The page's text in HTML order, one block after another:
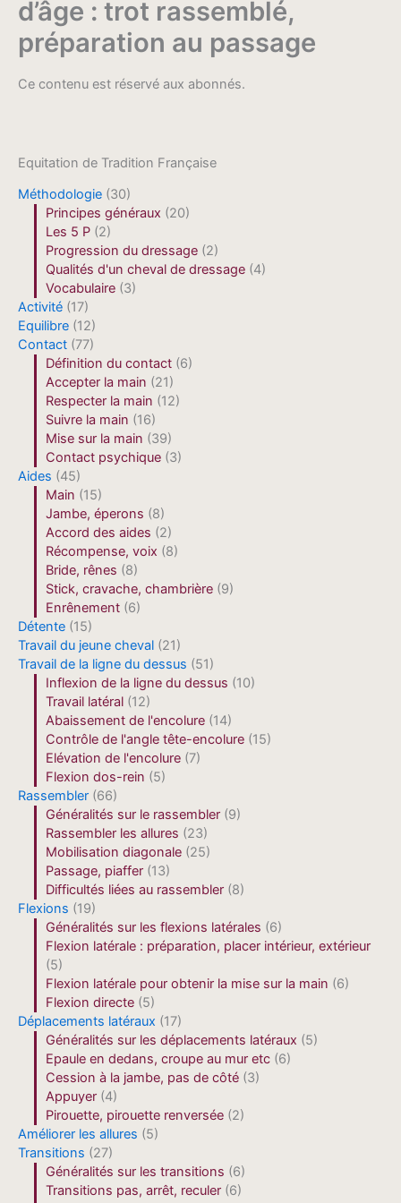
Equitation de Tradition Française
Méthodologie (30)
Principes généraux (20)
Les 5 P (2)
Progression du dressage (2)
Qualités d'un cheval de dressage (4)
Vocabulaire (3)
Activité (17)
Equilibre (12)
Contact (77)
Définition du contact (6)
Accepter la main (21)
Respecter la main (12)
Suivre la main (16)
Mise sur la main (39)
Contact psychique (3)
Aides (45)
Main (15)
Jambe, éperons (8)
Accord des aides (2)
Récompense, voix (8)
Bride, rênes (8)
Stick, cravache, chambrière (9)
Enrênement (6)
Détente (15)
Travail du jeune cheval (21)
Travail de la ligne du dessus (51)
Inflexion de la ligne du dessus (10)
Travail latéral (12)
Abaissement de l'encolure (14)
Contrôle de l'angle tête-encolure (15)
Elévation de l'encolure (7)
Flexion dos-rein (5)
Rassembler (66)
Généralités sur le rassembler (9)
Rassembler les allures (23)
Mobilisation diagonale (25)
Passage, piaffer (13)
Difficultés liées au rassembler (8)
Flexions (19)
Généralités sur les flexions latérales (6)
Flexion latérale : préparation, placer intérieur, extérieur
(5)
Flexion latérale pour obtenir la mise sur la main (6)
Flexion directe (5)
Déplacements latéraux (17)
Généralités sur les déplacements latéraux (5)
Epaule en dedans, croupe au mur etc (6)
Cession à la jambe, pas de côté (3)
Appuyer (4)
Pirouette, pirouette renversée (2)
Améliorer les allures (5)
Transitions (27)
Généralités sur les transitions (6)
Transitions pas, arrêt, reculer (6)
d’âge : trot rassemblé,
préparation au passage
Ce contenu est réservé aux abonnés.